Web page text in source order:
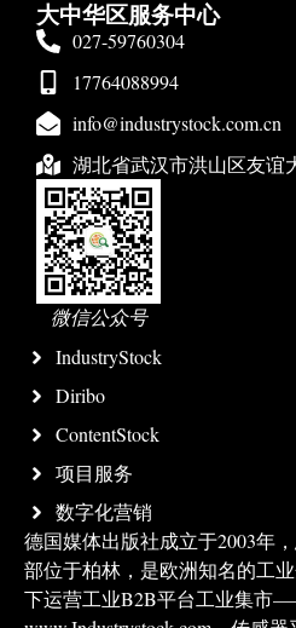
大中华区服务中心
027-59760304
17764088994
info@industrystock.com.cn
湖北省武汉市洪山区友谊
微信公众号
IndustryStock
Diribo
ContentStock
项目服务
数字化营销
德国媒体出版社成立于2003年
部位于柏林，是欧洲知名的工
下运营工业B2B平台工业集市